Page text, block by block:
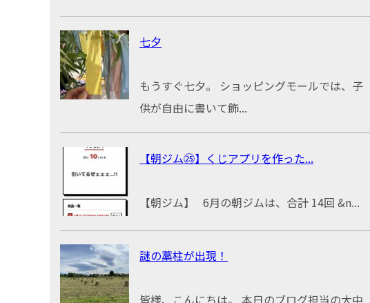
七夕
もうすぐ七夕。 ショッピングモールでは、子
供が自由に書いて飾...
【朝ジム㉕】くじアプリを作った...
【朝ジム】 6月の朝ジムは、合計 14回 &n...
謎の藁柱が出現！
皆様、こんにちは。 本日のブログ担当の大中